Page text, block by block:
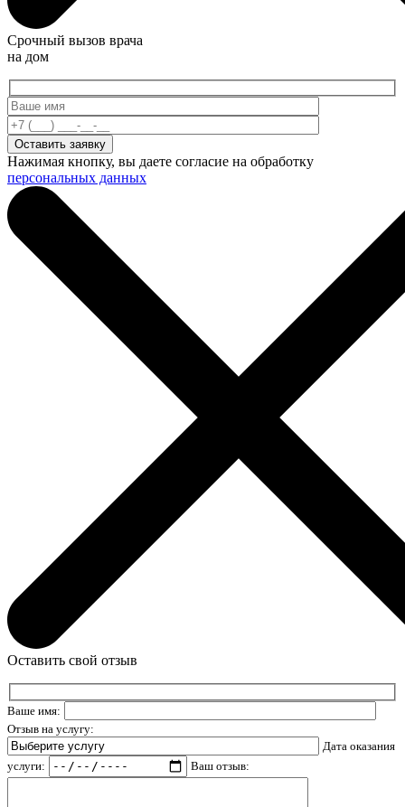
Срочный вызов врача
на дом
Нажимая кнопку, вы даете согласие на обработку
персональных данных
Оставить свой отзыв
Ваше имя:
Отзыв на услугу:
Дата оказания
услуги:
Ваш отзыв: